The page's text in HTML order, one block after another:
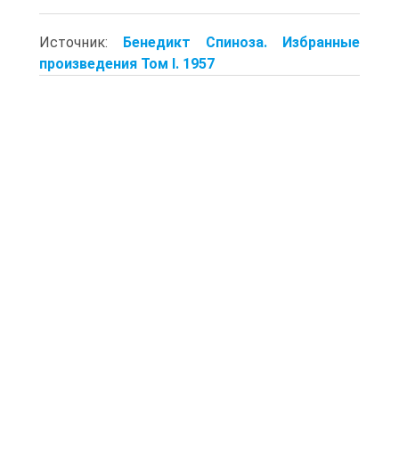
Источник: Бенедикт Спиноза. Избранные
произведения Том I. 1957